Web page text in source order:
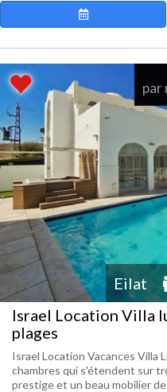
par
Eilat
Israel Location Villa
plages
Israel Location Vacances Villa
chambres qui s'étendent sur
prestige et un beau mobilier